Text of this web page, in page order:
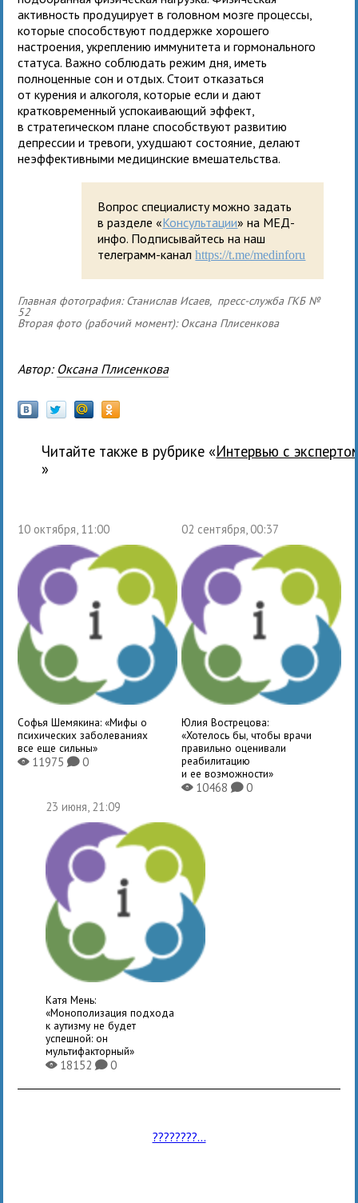
активность продуцирует в головном мозге процессы,
которые способствуют поддержке хорошего
настроения, укреплению иммунитета и гормонального
статуса. Важно соблюдать режим дня, иметь
полноценные сон и отдых. Стоит отказаться
от курения и алкоголя, которые если и дают
кратковременный успокаивающий эффект,
в стратегическом плане способствуют развитию
депрессии и тревоги, ухудшают состояние, делают
неэффективными медицинские вмешательства.
Вопрос специалисту можно задать
в разделе «Консультации» на МЕД-
инфо. Подписывайтесь на наш
телеграмм-каналhttps://t.me/medinforu
Главная фотография: Станислав Исаев, пресс-служба ГКБ №
52
Вторая фото (рабочий момент): Оксана Плисенкова
Автор: Оксана Плисенкова
Читайте также в рубрике «
Интервью с
»
10 октября, 11:00
Софья Шемякина: «Мифы о
психических заболеваниях
все еще сильны»
X11975K0
02 сентября, 00:37
Юлия Вострецова:
«Хотелось бы, чтобы врачи
правильно оценивали
реабилитацию
и ее возможности»
X10468 K0
23 июня, 21:09
Катя Мень:
«Монополизация подхода
к аутизму не будет
успешной: он
мультифакторный»
X18152K0
????????...